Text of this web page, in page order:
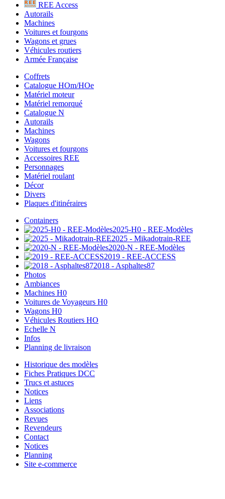
REE Access
Autorails
Machines
Voitures et fourgons
Wagons et grues
Véhicules routiers
Armée Française
Coffrets
Catalogue HOm/HOe
Matériel moteur
Matériel remorqué
Catalogue N
Autorails
Machines
Wagons
Voitures et fourgons
Accessoires REE
Personnages
Matériel roulant
Décor
Divers
Plaques d'itinéraires
Containers
2025-H0 - REE-Modèles
2025 - Mikadotrain-REE
2020-N - REE-Modèles
2019 - REE-ACCESS
2018 - Asphaltes87
Photos
Ambiances
Machines H0
Voitures de Voyageurs H0
Wagons H0
Véhicules Routiers HO
Echelle N
Infos
Planning de livraison
Historique des modèles
Fiches Pratiques DCC
Trucs et astuces
Notices
Liens
Associations
Revues
Revendeurs
Contact
Notices
Planning
Site e-commerce